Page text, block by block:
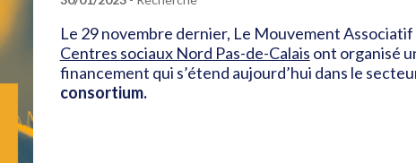
Le 29 novembre dernier, Le Mouvement
Centres sociaux Nord Pas-de-Calais ont organisé
financement qui s’étend aujourd’hui dans le
consortium.